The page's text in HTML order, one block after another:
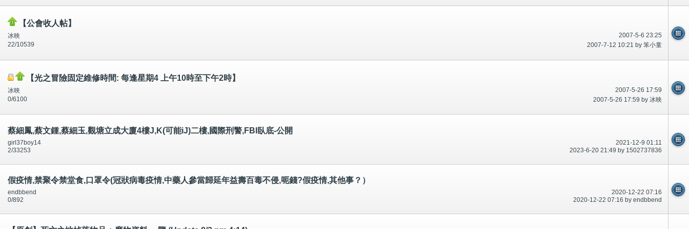
【公會收人帖】
2007-5-6 23:25
冰映
2007-7-12 10:21 by 笨小童
22/10539
【光之冒險固定維修時間: 每逢星期4 上午10時至下午2時】
2007-5-26 17:59
冰映
2007-5-26 17:59 by 冰映
0/6100
蔡細鳳,蔡文鍾,蔡細玉,觀塘立成大廈4樓J,K(可能iJ)二樓,國際刑警,FBI臥底-公開
2021-12-9 01:11
girl37boy14
2023-6-20 21:49 by 1502737836
2/33253
假疫情,禁聚令禁堂食,口罩令(冠狀病毒疫情,中藥人參當歸延年益壽百毒不侵,呃錢?假疫情,其他事？）
2020-12-22 07:16
endbbend
2020-12-22 07:16 by endbbend
0/892